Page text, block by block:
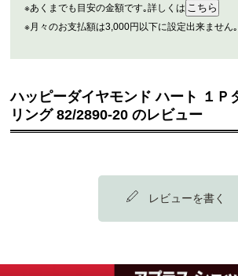
※あくまでも目安の金額です｡詳しくは
※月々のお支払額は3,000円以下に設定出来ません｡
ハッピーダイヤモンド ハート １Ｐ
リング 82/2890-20 のレビュー
レビューを書く